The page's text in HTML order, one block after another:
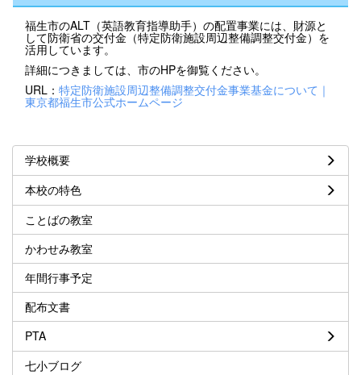
福生市のALT（英語教育指導助手）の配置事業には、財源と
して防衛省の交付金（特定防衛施設周辺整備調整交付金）を
活用しています。
詳細につきましては、市のHPを御覧ください。
URL： 特定防衛施設周辺整備調整交付金事業基金について｜
東京都福生市公式ホームページ
学校概要
本校の特色
ことばの教室
かわせみ教室
年間行事予定
配布文書
PTA
七小ブログ